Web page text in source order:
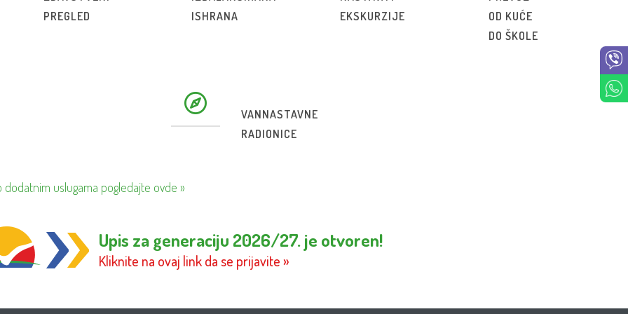
PREGLED
ISHRANA
EKSKURZIJE
OD KUĆE
DO ŠKOLE
VANNASTAVNE
RADIONICE
dodatnim uslugama pogledajte ovde »
Upis za generaciju 2026/27. je otvoren!
Kliknite na ovaj link da se prijavite »